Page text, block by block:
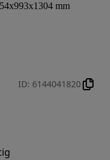
mm
ID: 6144041820